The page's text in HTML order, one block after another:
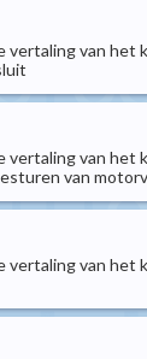
van het
van het
van
van het